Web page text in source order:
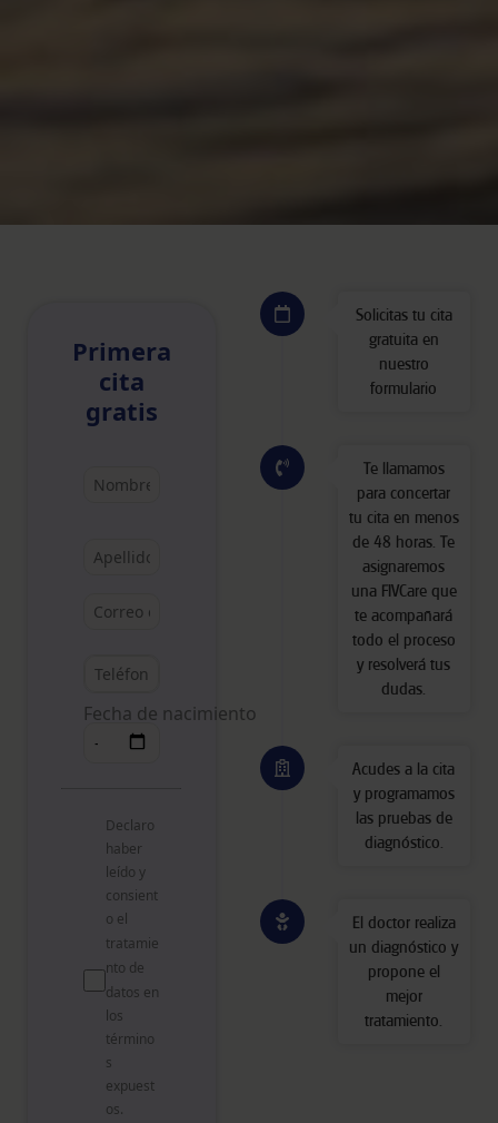
Primera
cita
gratis
Fecha de nacimiento
Declaro
haber
leído y
consient
o el
tratamie
nto de
datos en
los
término
s
expuest
os.
Solicitas tu cita
gratuita en
nuestro
formulario
Te llamamos
para concertar
tu cita en menos
de 48 horas. Te
asignaremos
una FIVCare que
te acompañará
todo el proceso
y resolverá tus
dudas.
Acudes a la cita
y programamos
las pruebas de
diagnóstico.
El doctor realiza
un diagnóstico y
propone el
mejor
tratamiento.